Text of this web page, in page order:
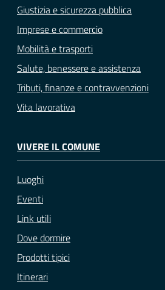
Giustizia e sicurezza pubblica
Imprese e commercio
Mobilità e trasporti
Salute, benessere e assistenza
Tributi, finanze e contravvenzioni
Vita lavorativa
VIVERE IL COMUNE
Luoghi
Eventi
Link utili
Dove dormire
Prodotti tipici
Itinerari